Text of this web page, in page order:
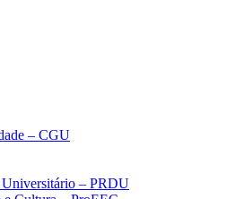
– CGU
– PRDU